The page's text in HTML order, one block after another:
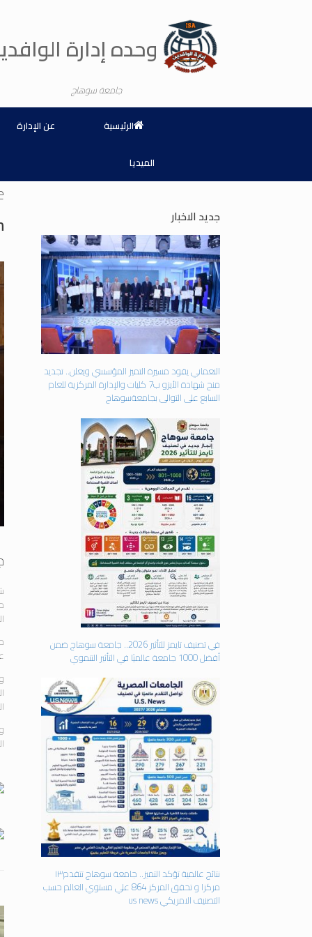
وحده إدارة
جامعة سوهاج
الرئيسية عن الإدارة
الميديا
جديد الاخبار
النعماني يقود مسيرة التميز المؤسسي ويعلن.. تجديد
منح شهادة الأيزو ب7 كليات والإدارة المركزية للعام
السابع على التوالى بجامعةسوهاج
في تصنيف تايمز للتأثير 2026.. جامعة سوهاج ضمن
أفضل 1000 جامعة عالميًا في التأثير التنموي
نتائج عالمية تؤكد التميز.. جامعة سوهاج تتقدم١٣
مركزا و تحقق المركز 864 علي مستوي العالم حسب
التصنيف الامريكي us news